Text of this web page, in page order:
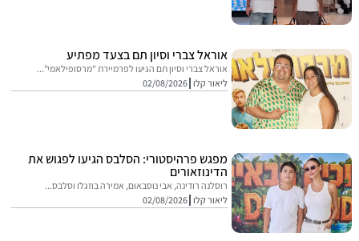
אוראל צברי וסיון תם בצעד מפתיע
אוראל צברי וסיון תם הגיעו לפרמיירת "מרסופילאמי"...
ליאור קלו 02/08/2026
מפגש פרהיסטורי: הסלבס הגיעו לפגוש את
הדינוזאורים
רוסלנה רודינה, אבי נוסבאום, אמירה בוזגלו וסלבס...
ליאור קלו 02/08/2026